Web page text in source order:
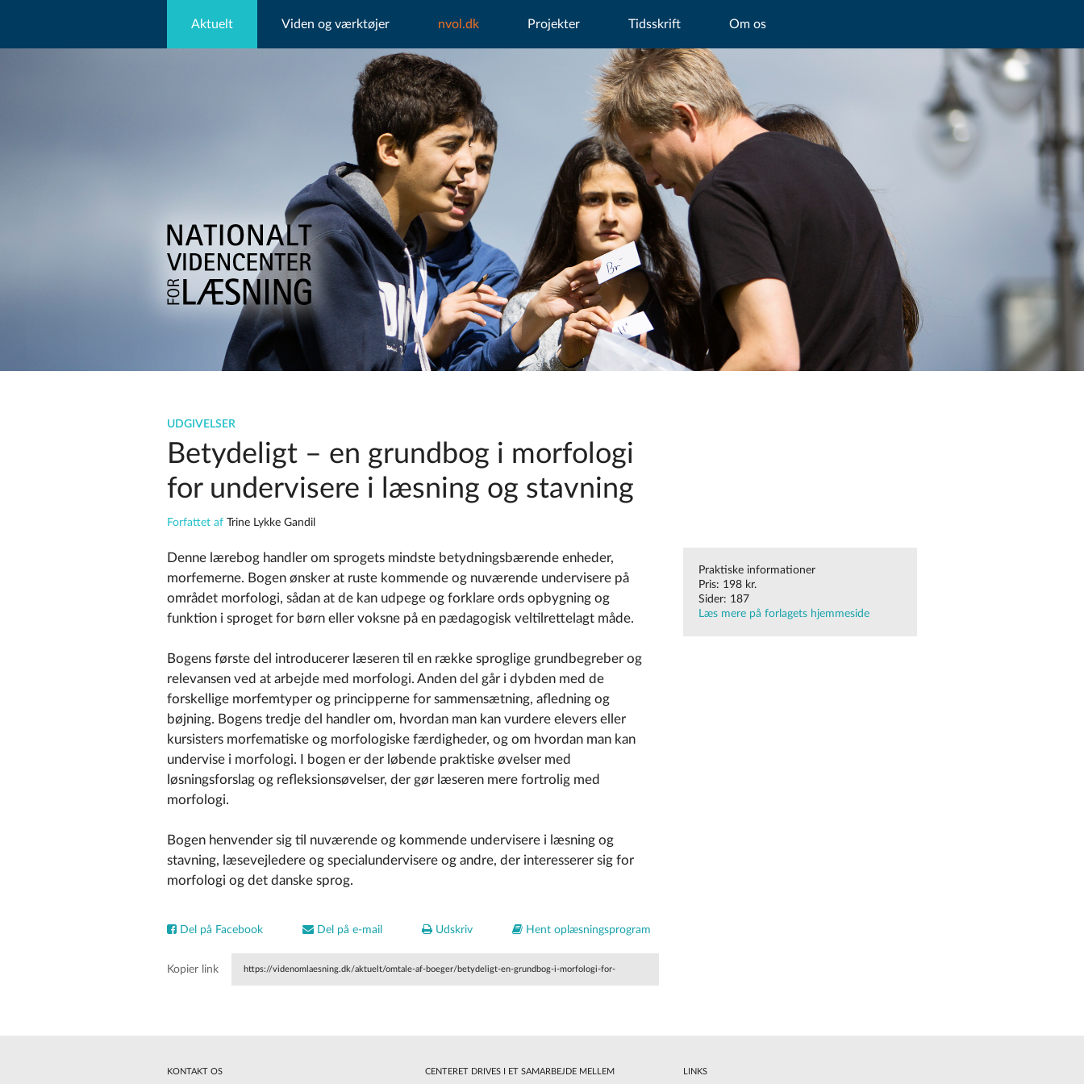
Aktuelt Viden og værktøjer nvol.dk Projekter Tidsskrift Om os
UDGIVELSER
Betydeligt – en grundbog i morfologi
for undervisere i læsning og stavning
Forfattet af Trine Lykke Gandil
Denne lærebog handler om sprogets mindste betydnings­bærende enheder,
morfemerne. Bogen ønsker at ruste kommende og nuværende undervisere på
området morfologi, sådan at de kan udpege og forklare ords opbygning og
funktion i sproget for børn eller voksne på en pædagogisk veltilrettelagt måde.
Bogens første del introducerer læseren til en række sproglige grundbegreber og
relevansen ved at arbejde med morfologi. Anden del går i dybden med de
forskellige morfemtyper og principperne for sammensætning, afledning og
bøjning. Bogens tredje del handler om, hvordan man kan vurdere elevers eller
kursisters morfematiske og morfologiske færdigheder, og om hvordan man kan
undervise i morfologi. I bogen er der løbende praktiske øvelser med
løsningsforslag og refleksionsøvelser, der gør læseren mere fortrolig med
morfologi.
Bogen henvender sig til nuværende og kommende undervisere i læsning og
stavning, læsevejledere og specialundervisere og andre, der interesserer sig for
morfologi og det danske sprog.
Del på Facebook Del på e-mail Udskriv Hent oplæsningsprogram
Kopier link https://videnomlaesning.dk/aktuelt/omtale-af-boeger/betydeligt-en-grundbog-i-morfologi-for-
Praktiske informationer
Pris: 198 kr.
Sider: 187
Læs mere på forlagets hjemmeside
KONTAKT OS CENTERET DRIVES I ET SAMARBEJDE MELLEM LINKS